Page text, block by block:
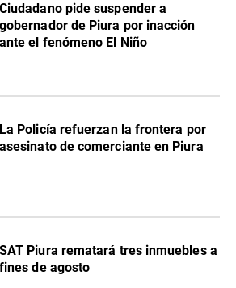
Ciudadano pide suspender a
gobernador de Piura por inacción
ante el fenómeno El Niño
La Policía refuerzan la frontera por
asesinato de comerciante en Piura
SAT Piura rematará tres inmuebles a
fines de agosto